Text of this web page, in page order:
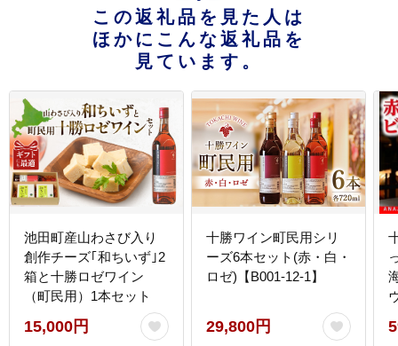
この返礼品を見た人は
ほかにこんな返礼品を
見ています。
池田町産山わさび入り
創作チーズ｢和ちいず｣2
箱と十勝ロゼワイン
（町民用）1本セット
15,000円
十勝ワイン町民用シリ
ーズ6本セット(赤・白・
ロゼ)【B001-12-1】
29,800円